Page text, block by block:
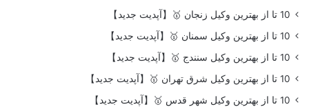
10 تا از بهترین وکیل زنجان 🥇【آپدیت جدید】
10 تا از بهترین وکیل سمنان 🥇【آپدیت جدید】
10 تا از بهترین وکیل سنندج 🥇【آپدیت جدید】
10 تا از بهترین وکیل شرق تهران 🥇【آپدیت جدید】
10 تا از بهترین وکیل شهر قدس 🥇【آپدیت جدید】